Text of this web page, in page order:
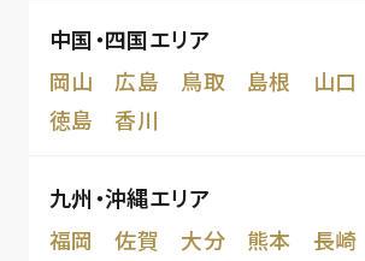
中国・四国エリア
岡山
広島 鳥取 島根 山口
徳島
香川
九州・沖縄エリア
福岡
佐賀 大分 熊本 長崎